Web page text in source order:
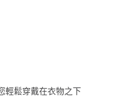
輕鬆穿戴在衣物之下